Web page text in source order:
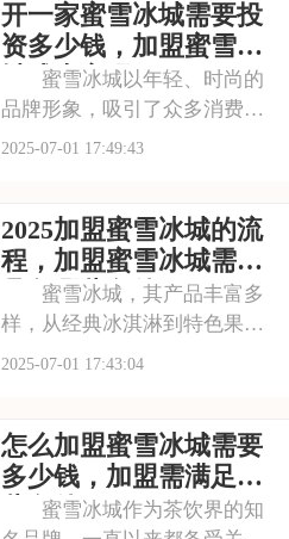
开一家蜜雪冰城需要投
资多少钱，加盟蜜雪冰
城成本高吗
蜜雪冰城以年轻、时尚的
品牌形象，吸引了众多消费者
的目光。其成熟的运营模式和
冰城需要投入多少费用呢？以
下是开一家蜜雪冰城需要投资
多少钱，加盟蜜雪冰
2025-07-01 17:49:43
2025加盟蜜雪冰城的流
程，加盟蜜雪冰城需要
具备哪些条件
蜜雪冰城，其产品丰富多
样，从经典冰淇淋到特色果
茶，满足不同消费者口味。门
力和市场潜力，让众多投资者
心动不已，那么加盟蜜雪冰城
需要多少费用呢？以下
2025-07-01 17:43:04
怎么加盟蜜雪冰城需要
多少钱，加盟需满足哪
些条件
蜜雪冰城作为茶饮界的知